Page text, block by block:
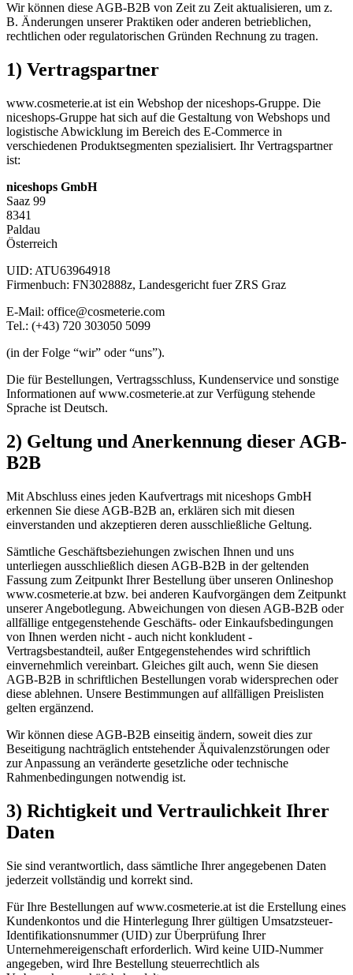
Wir können diese AGB-B2B von Zeit zu Zeit aktualisieren, um z.
B. Änderungen unserer Praktiken oder anderen betrieblichen,
rechtlichen oder regulatorischen Gründen Rechnung zu tragen.
1) Vertragspartner
www.cosmeterie.at ist ein Webshop der niceshops-Gruppe. Die
niceshops-Gruppe hat sich auf die Gestaltung von Webshops und
logistische Abwicklung im Bereich des E-Commerce in
verschiedenen Produktsegmenten spezialisiert. Ihr Vertragspartner
ist:
niceshops GmbH
Saaz 99
8341
Paldau
Österreich
UID: ATU63964918
Firmenbuch: FN302888z, Landesgericht fuer ZRS Graz
E-Mail: office@cosmeterie.com
Tel.: (+43) 720 303050 5099
(in der Folge “wir” oder “uns”).
Die für Bestellungen, Vertragsschluss, Kundenservice und sonstige
Informationen auf www.cosmeterie.at zur Verfügung stehende
Sprache ist Deutsch.
2) Geltung und Anerkennung dieser AGB-
B2B
Mit Abschluss eines jeden Kaufvertrags mit niceshops GmbH
erkennen Sie diese AGB-B2B an, erklären sich mit diesen
einverstanden und akzeptieren deren ausschließliche Geltung.
Sämtliche Geschäftsbeziehungen zwischen Ihnen und uns
unterliegen ausschließlich diesen AGB-B2B in der geltenden
Fassung zum Zeitpunkt Ihrer Bestellung über unseren Onlineshop
www.cosmeterie.at bzw. bei anderen Kaufvorgängen dem Zeitpunkt
unserer Angebotlegung. Abweichungen von diesen AGB-B2B oder
allfällige entgegenstehende Geschäfts- oder Einkaufsbedingungen
von Ihnen werden nicht - auch nicht konkludent -
Vertragsbestandteil, außer Entgegenstehendes wird schriftlich
einvernehmlich vereinbart. Gleiches gilt auch, wenn Sie diesen
AGB-B2B in schriftlichen Bestellungen vorab widersprechen oder
diese ablehnen. Unsere Bestimmungen auf allfälligen Preislisten
gelten ergänzend.
Wir können diese AGB-B2B einseitig ändern, soweit dies zur
Beseitigung nachträglich entstehender Äquivalenzstörungen oder
zur Anpassung an veränderte gesetzliche oder technische
Rahmenbedingungen notwendig ist.
3) Richtigkeit und Vertraulichkeit Ihrer
Daten
Sie sind verantwortlich, dass sämtliche Ihrer angegebenen Daten
jederzeit vollständig und korrekt sind.
Für Ihre Bestellungen auf www.cosmeterie.at ist die Erstellung eines
Kundenkontos und die Hinterlegung Ihrer gültigen Umsatzsteuer-
Identifikationsnummer (UID) zur Überprüfung Ihrer
Unternehmereigenschaft erforderlich. Wird keine UID-Nummer
angegeben, wird Ihre Bestellung steuerrechtlich als